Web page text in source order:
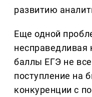
развитию
Еще одной
несправедливая
баллы ЕГЭ не
поступление на
конкуренции с